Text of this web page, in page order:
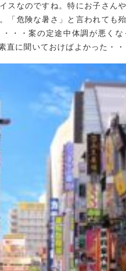
スなのですね。特にお子さん
「危険な暑さ」と言われても
・・案の定途中体調が悪く
に聞いておけばよかった・